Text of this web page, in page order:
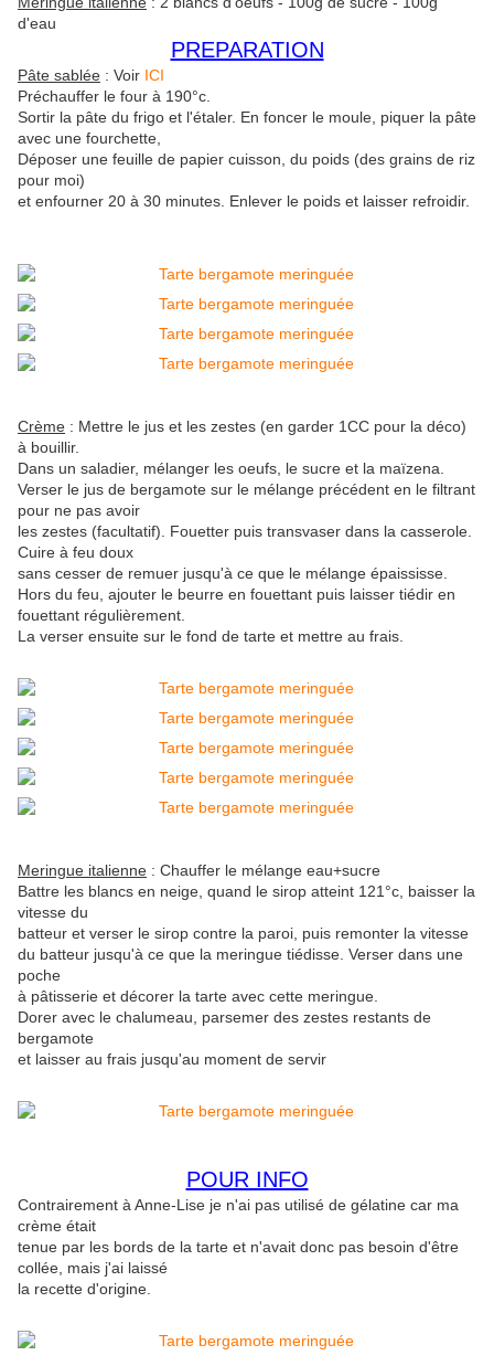
d'eau
PREPARATION
Pâte sablée : Voir ICI
Préchauffer le four à 190°c.
Sortir la pâte du frigo et l'étaler. En foncer le moule, piquer la pâte
avec une fourchette,
Déposer une feuille de papier cuisson, du poids (des grains de riz
pour moi)
et enfourner 20 à 30 minutes. Enlever le poids et laisser refroidir.
Crème : Mettre le jus et les zestes (en garder 1CC pour la déco)
à bouillir.
Dans un saladier, mélanger les oeufs, le sucre et la maïzena.
Verser le jus de bergamote sur le mélange précédent en le filtrant
pour ne pas avoir
les zestes (facultatif). Fouetter puis transvaser dans la casserole.
Cuire à feu doux
sans cesser de remuer jusqu'à ce que le mélange épaississe.
Hors du feu, ajouter le beurre en fouettant puis laisser tiédir en
fouettant régulièrement.
La verser ensuite sur le fond de tarte et mettre au frais.
Meringue italienne : Chauffer le mélange eau+sucre
Battre les blancs en neige, quand le sirop atteint 121°c, baisser la
vitesse du
batteur et verser le sirop contre la paroi, puis remonter la vitesse
du batteur jusqu'à ce que la meringue tiédisse. Verser dans une
poche
à pâtisserie et décorer la tarte avec cette meringue.
Dorer avec le chalumeau, parsemer des zestes restants de
bergamote
et laisser au frais jusqu'au moment de servir
POUR INFO
Contrairement à Anne-Lise je n'ai pas utilisé de gélatine car ma
crème était
tenue par les bords de la tarte et n'avait donc pas besoin d'être
collée, mais j'ai laissé
la recette d'origine.